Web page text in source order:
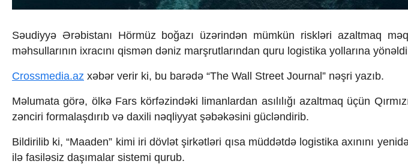
Kənd təsərrüfatı
Telekommunikasiya və nəqliyyat
COP29
Crossmedia.az - 1 yaş
Məhkəmə və hüquq
Ekologiya
Gənclər və İdman
Media və QHT
Səudiyyə Ərəbistanı Hörmüz boğazı üzərindən mümkün riskləri azaltmaq
məhsullarının ixracını qismən dəniz marşrutlarından quru logistika yollarına
Crossmedia.az xəbər verir ki, bu barədə “The Wall Street Journal” nəşri yazıb.
Məlumata görə, ölkə Fars körfəzindəki limanlardan asılılığı azaltmaq üçün
zənciri formalaşdırıb və daxili nəqliyyat şəbəkəsini gücləndirib.
Bildirilib ki, “Maaden” kimi iri dövlət şirkətləri qısa müddətdə logistika axınını
ilə fasiləsiz daşımalar sistemi qurub.